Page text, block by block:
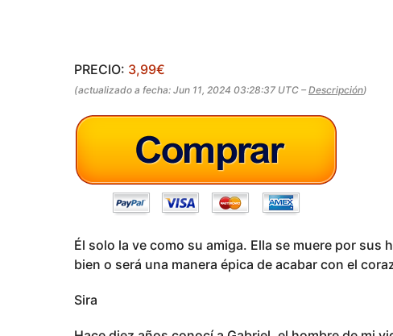
PRECIO: 3,99€
(actualizado a fecha: Jun 11, 2024 03:28:37 UTC – Descripción)
Él solo la ve como su amiga. Ella se muere por
bien o será una manera épica de acabar con el
Sira